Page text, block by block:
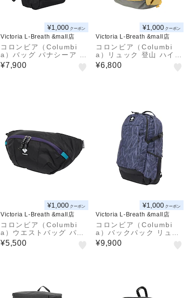
¥1,000 クーポン
Victoria L-Breath &mall店
コロンビア（Columbi
a）バッグ パナシーア 3
3Lバックパック PU870
8 014
¥7,900
¥1,000 クーポン
Victoria L-Breath &mall店
コロンビア（Columbi
a）リュック 登山 ハイキ
ング キャッスルロック 1
5L バックパックII PU86
¥6,800
¥1,000 クーポン
Victoria L-Breath &mall店
コロンビア（Columbi
a）ウエストバッグ パナ
シーア ヒップバッグ PU
7247 014
¥5,500
¥1,000 クーポン
Victoria L-Breath &mall店
コロンビア（Columbi
a）バックパック リュッ
ク パナシーア 33L PU8
708 563
¥9,900